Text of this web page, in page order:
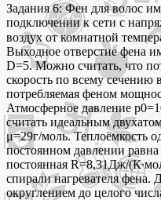
Задания 6: Фен для волос
подключении к сети с
воздух от комнатной
Выходное отверстие фена
D=5. Можно считать, что
скорость по всему сечению
потребляемая феном
Атмосферное давление
считать идеальным
μ=29г/моль. Теплоёмкость
постоянном давлении равна
постоянная R=8,31Дж/
спирали нагревателя фена.
округлением до целого